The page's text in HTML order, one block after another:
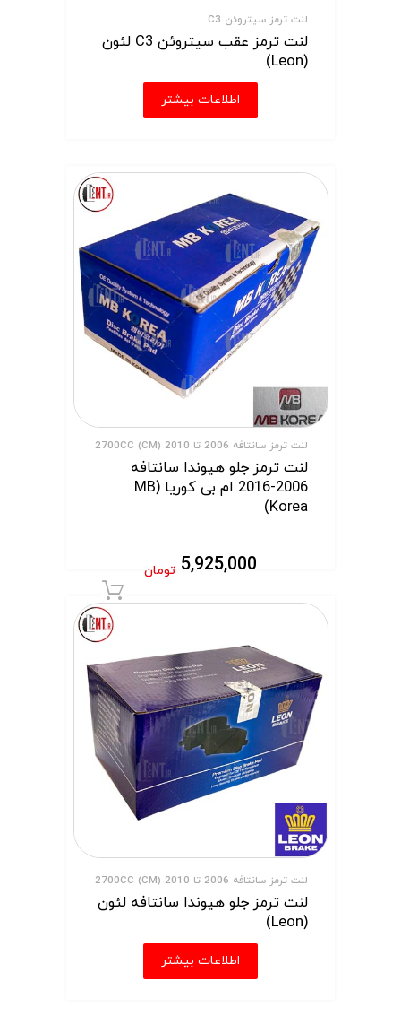
لنت ترمز سیتروئن C3
لنت ترمز عقب سیتروئن C3 لئون
(Leon)
اطلاعات بیشتر
لنت ترمز سانتافه 2006 تا 2010 (CM) 2700CC
لنت ترمز جلو هیوندا سانتافه
2006-2016 ام بی کوریا (MB
Korea)
5,925,000 تومان
لنت ترمز سانتافه 2006 تا 2010 (CM) 2700CC
لنت ترمز جلو هیوندا سانتافه لئون
(Leon)
اطلاعات بیشتر